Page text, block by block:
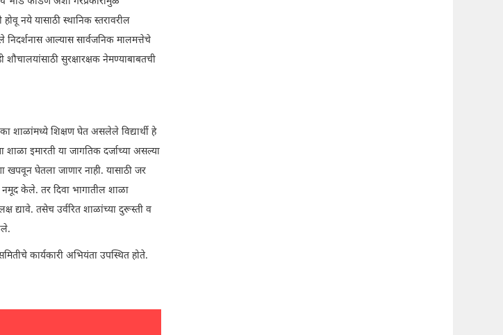
नये यासाठी स्थानिक स्तरावरील
निदर्शनास आल्यास सार्वजनिक मालमत्तेचे
सुरक्षारक्षक नेमण्याबाबतची
शिक्षण घेत असलेले विद्यार्थी हे
इमारती या जागतिक दर्जाच्या असल्या
खपवून घेतला जाणार नाही. यासाठी जर
केले. तर दिवा भागातील शाळा
द्यावे. तसेच उर्वरित शाळांच्या दुरूस्ती व
कार्यकारी अभियंता उपस्थित होते.